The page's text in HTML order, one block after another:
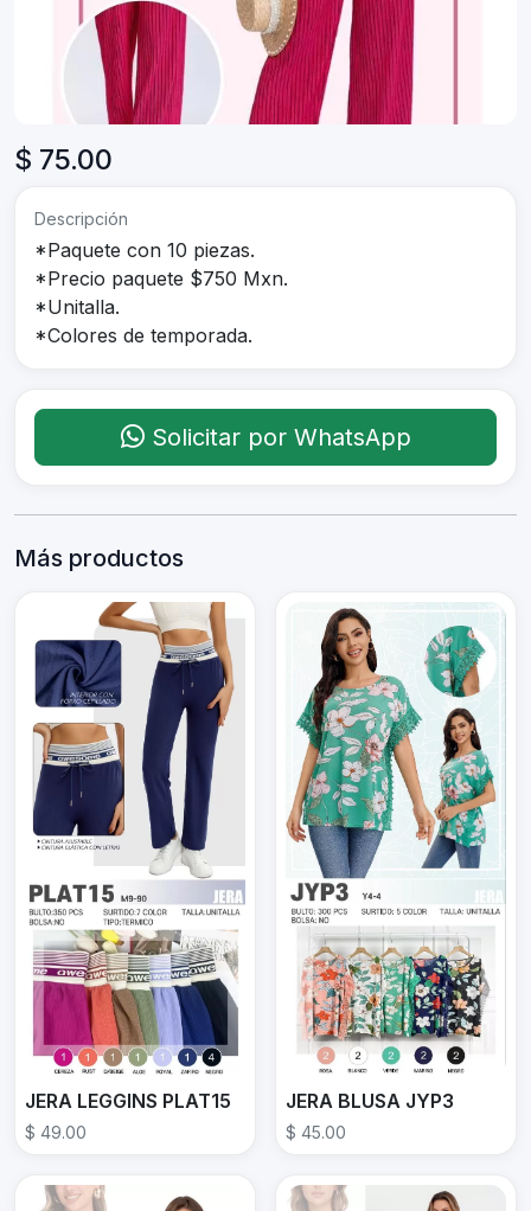
$ 75.00
Descripción
*Paquete con 10 piezas.
*Precio paquete $750 Mxn.
*Unitalla.
*Colores de temporada.
Solicitar por WhatsApp
Más productos
JERA LEGGINS PLAT15
$ 49.00
JERA BLUSA JYP3
$ 45.00